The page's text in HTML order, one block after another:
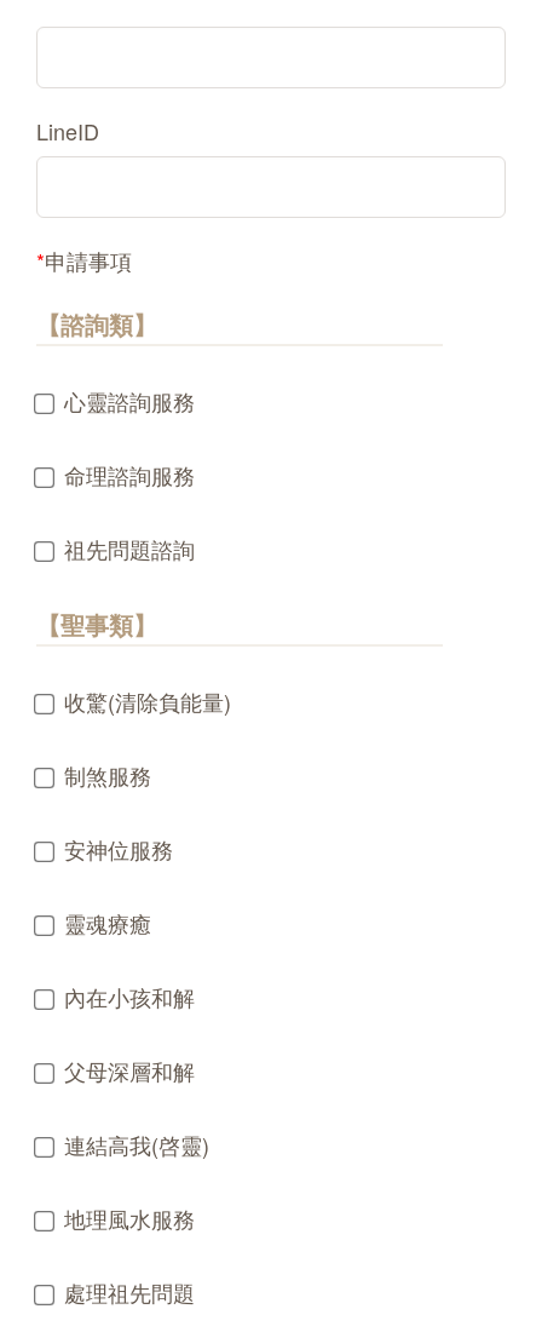
LineID
*申請事項
【諮詢類】
心靈諮詢服務
命理諮詢服務
祖先問題諮詢
【聖事類】
收驚(清除負能量)
制煞服務
安神位服務
靈魂療癒
內在小孩和解
父母深層和解
連結高我(啓靈)
地理風水服務
處理祖先問題